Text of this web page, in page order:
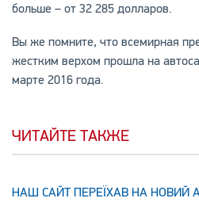
больше – от 32 285 долларов.
Вы же помните, что всемирная
жестким верхом прошла на
марте 2016 года.
ЧИТАЙТЕ ТАКЖЕ
НАШ САЙТ ПЕРЕЇХАВ НА НОВИЙ